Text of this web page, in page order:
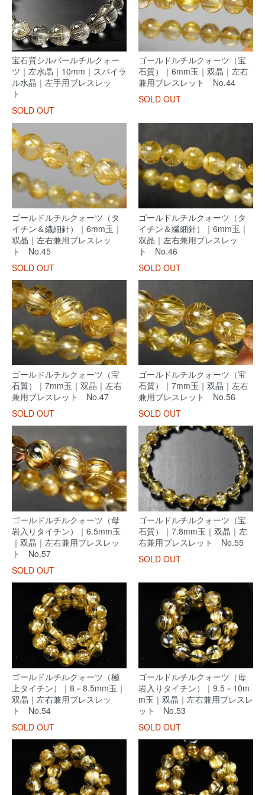
宝石質シルバールチルクォー
ツ｜左水晶｜10mm｜スパイラ
ル水晶｜左手用ブレスレッ
ト
SOLD OUT
ゴールドルチルクォーツ（宝
石質）｜6mm玉｜双晶｜左右
兼用ブレスレット No.44
SOLD OUT
ゴールドルチルクォーツ（タ
イチン＆繊細針）｜6mm玉｜
双晶｜左右兼用ブレスレッ
ト No.45
SOLD OUT
ゴールドルチルクォーツ（タ
イチン＆繊細針）｜6mm玉｜
双晶｜左右兼用ブレスレッ
ト No.46
SOLD OUT
ゴールドルチルクォーツ（宝
石質）｜7mm玉｜双晶｜左右
兼用ブレスレット No.47
SOLD OUT
ゴールドルチルクォーツ（宝
石質）｜7mm玉｜双晶｜左右
兼用ブレスレット No.56
SOLD OUT
ゴールドルチルクォーツ（母
岩入りタイチン）｜6.5mm玉
｜双晶｜左右兼用ブレスレッ
ト No.57
SOLD OUT
ゴールドルチルクォーツ（宝
石質）｜7.8mm玉｜双晶｜左
右兼用ブレスレット No.55
SOLD OUT
ゴールドルチルクォーツ（極
上タイチン）｜8－8.5mm玉｜
双晶｜左右兼用ブレスレッ
ト No.54
SOLD OUT
ゴールドルチルクォーツ（母
岩入りタイチン）｜9.5－10m
m玉｜双晶｜左右兼用ブレスレ
ット No.53
SOLD OUT